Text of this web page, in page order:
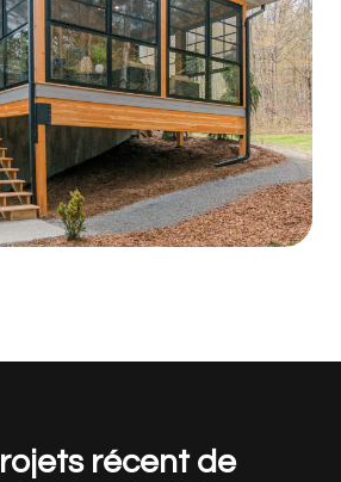
récent de